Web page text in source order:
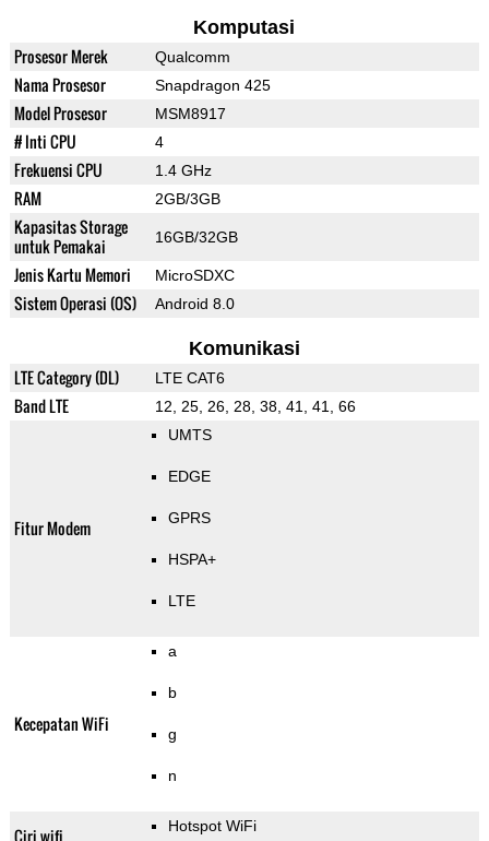
Komputasi
Prosesor Merek Qualcomm
Nama Prosesor Snapdragon 425
Model Prosesor MSM8917
# Inti CPU 4
Frekuensi CPU 1.4 GHz
RAM 2GB/3GB
Kapasitas Storage
untuk Pemakai
16GB/32GB
Jenis Kartu Memori MicroSDXC
Sistem Operasi (OS) Android 8.0
Komunikasi
LTE Category (DL) LTE CAT6
Band LTE 12, 25, 26, 28, 38, 41, 41, 66
Fitur Modem
UMTS
EDGE
GPRS
HSPA+
LTE
Kecepatan WiFi
a
b
g
n
Ciri wifi Hotspot WiFi